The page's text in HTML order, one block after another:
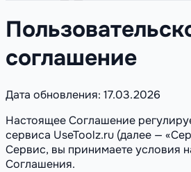
соглашение
Дата обновления: 17.03.2026
Настоящее Соглашение
сервиса UseToolz.ru (далее —
Сервис, вы принимаете условия
Соглашения.